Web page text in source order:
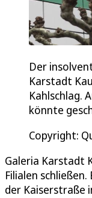
Der
Karstadt
Kahlschlag.
könnte
Copyright:
Galeria Karstadt
Filialen
der Kaiserstraße